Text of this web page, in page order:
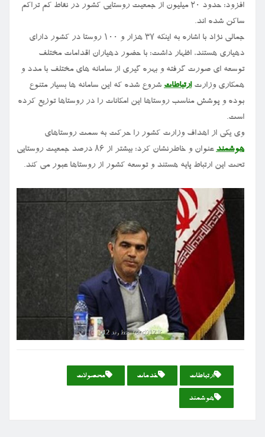
افزود: حدود ۲۰ میلیون از جمعیت روستایی کشور در نقاط کم تراکم
ساکن شده اند.
جمالی نژاد با اشاره به اینکه ۳۷ هزار و ۱۰۰ روستا در کشور دارای
دهیاری هستند، اظهار داشت: با حضور دهیاران اقدامات مختلف
توسعه ای صورت گرفته و بهره گیری از سامانه های مختلف با مدد و
همکاری وزارتارتباطات شروع شده که این سامانه ها بسیار متنوع
بوده و پوشش مناسب روستاها این امکانات را در روستاها توزیع کرده
است.
وی یکی از اهداف وزارت کشور را حرکت به سمت روستاهای
هوشمند
عنوان و خاطرنشان کرد: بیشتر از ۸۶ درصد جمعیت روستایی
تحت این ارتباط پایه هستند و توسعه کشور از روستاها عبور می کند.
ارتباطات خدمات محصولات
هوشمند